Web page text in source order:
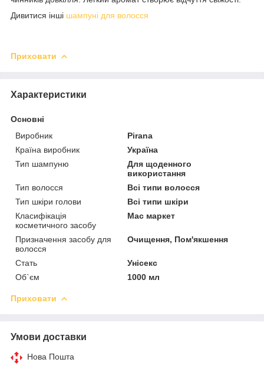
Дивитися інші шампуні для волосся
Приховати
Характеристики
Основні
Виробник
Pirana
Країна виробник
Україна
Тип шампуню
Для щоденного
використання
Тип волосся
Всі типи волосся
Тип шкіри голови
Всі типи шкіри
Класифікація
косметичного засобу
Мас маркет
Призначення засобу для
волосся
Очищення, Пом'якшення
Стать
Унісекс
Об`єм
1000 мл
Приховати
Умови доставки
Нова Пошта